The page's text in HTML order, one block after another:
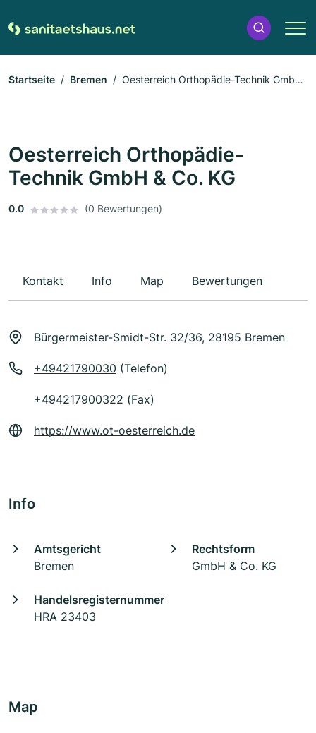
Startseite Bremen
Oesterreich Orthopädie-Technik GmbH
Oesterreich Orthopädie-
Technik GmbH & Co. KG
0.0 (0 Bewertungen)
Kontakt Info Map Bewertungen
Bürgermeister-Smidt-Str. 32/36, 28195 Bremen
+49421790030 (Telefon)
+494217900322 (Fax)
https://www.ot-oesterreich.de
Info
Amtsgericht
Bremen
Rechtsform
GmbH & Co. KG
Handelsregisternummer
HRA 23403
Map